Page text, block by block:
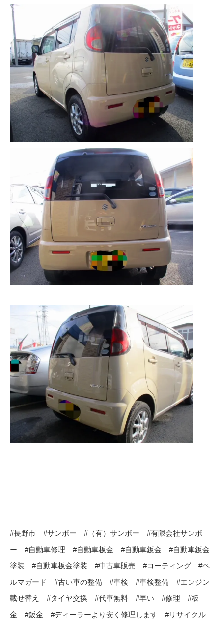
#長野市 #サンポー #（有）サンポー #有限会社サンポ
ー #自動車修理 #自動車板金 #自動車鈑金 #自動車鈑金
塗装 #自動車板金塗装 #中古車販売 #コーティング #ペ
ルマガード #古い車の整備 #車検 #車検整備 #エンジン
載せ替え #タイヤ交換 #代車無料 #早い #修理 #板
金 #鈑金 #ディーラーより安く修理します #リサイクル